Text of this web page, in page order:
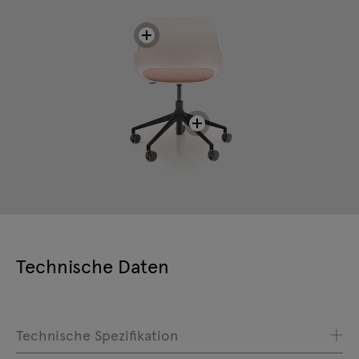
Technische Daten
Technische Spezifikation